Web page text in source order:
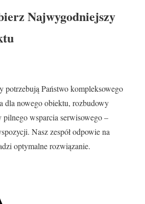
Najwygodniejszy
potrzebują Państwo kompleksowego
dla nowego obiektu, rozbudowy
wsparcia serwisowego –
Nasz zespół odpowie na
optymalne rozwiązanie.